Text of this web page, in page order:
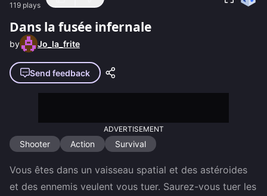
119 plays
Dans la fusée infernale
by Jo_la_frite
Send feedback
ADVERTISEMENT
Shooter Action Survival
Vous êtes dans un vaisseau spatial et des astéroides
et des ennemis veulent vous tuer. Saurez-vous tuer les